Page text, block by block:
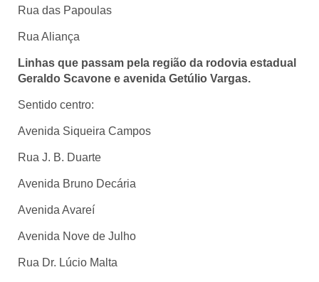
Rua das Papoulas
Rua Aliança
Linhas que passam pela região da rodovia estadual
Geraldo Scavone e avenida Getúlio Vargas.
Sentido centro:
Avenida Siqueira Campos
Rua J. B. Duarte
Avenida Bruno Decária
Avenida Avareí
Avenida Nove de Julho
Rua Dr. Lúcio Malta